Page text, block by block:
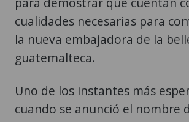
cualidades necesarias para
la nueva embajadora de la
guatemalteca.
Uno de los instantes más
cuando se anunció el nombre